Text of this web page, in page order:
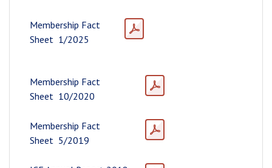
Membership Fact
Sheet 1/2025
Membership Fact
Sheet 10/2020
Membership Fact
Sheet 5/2019